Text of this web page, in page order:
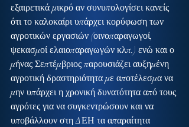
εξαιρετικά μικρό αν συνυπολογίσει κανείς
ότι το καλοκαίρι υπάρχει κορύφωση των
αγροτικών εργασιών (οινοπαραγωγοί,
ψεκασμοί ελαιοπαραγωγών κλπ.) ενώ και ο
μήνας Σεπτέμβριος παρουσιάζει αυξημένη
αγροτική δραστηριότητα με αποτέλεσμα να
μην υπάρχει η χρονική δυνατότητα από τους
αγρότες για να συγκεντρώσουν και να
υποβάλλουν στη ΔΕΗ τα απαραίτητα